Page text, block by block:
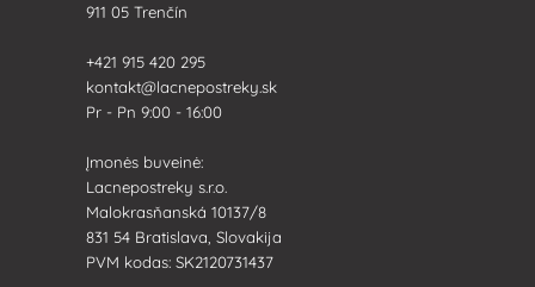
911 05 Trenčín
+421 915 420 295
kontakt@lacnepostreky.sk
Pr - Pn 9:00 - 16:00
Įmonės buveinė:
Lacnepostreky s.r.o.
Malokrasňanská 10137/8
831 54 Bratislava, Slovakija
PVM kodas: SK2120731437